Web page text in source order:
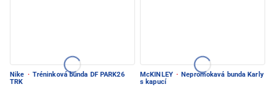
Nike · Tréninková bunda DF PARK26
TRK
McKINLEY · Nepromokavá bunda Karly
s kapucí